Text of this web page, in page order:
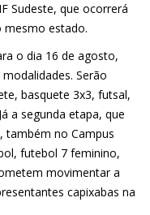
Sudeste, que ocorrerá
mesmo estado.
o dia 16 de agosto,
Serão
basquete 3x3, futsal,
a segunda etapa, que
também no Campus
futebol 7 feminino,
movimentar a
capixabas na